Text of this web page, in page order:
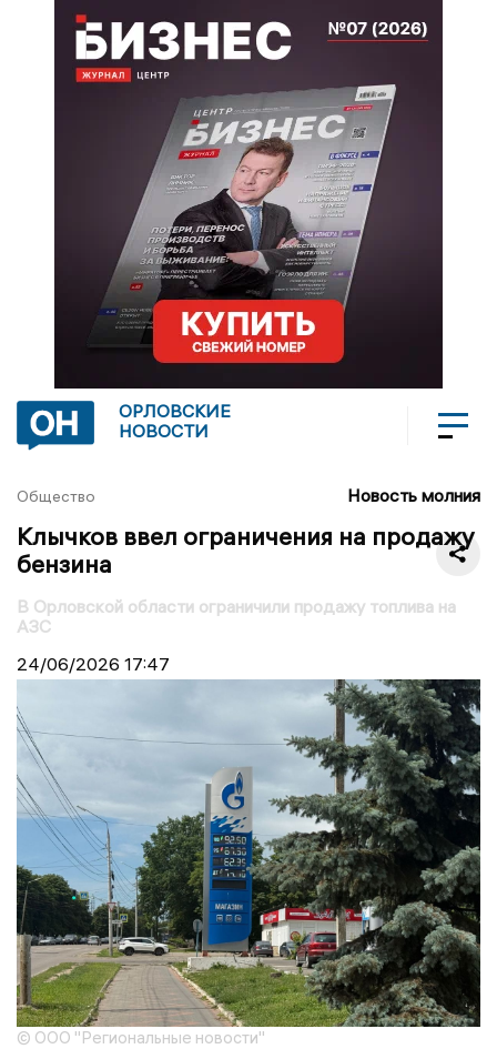
ОРЛОВСКИЕ
НОВОСТИ
Общество Новость молния
Клычков ввел ограничения на продажу
бензина
В Орловской области ограничили продажу топлива на
АЗС
24/06/2026 17:47
© ООО "Региональные новости"